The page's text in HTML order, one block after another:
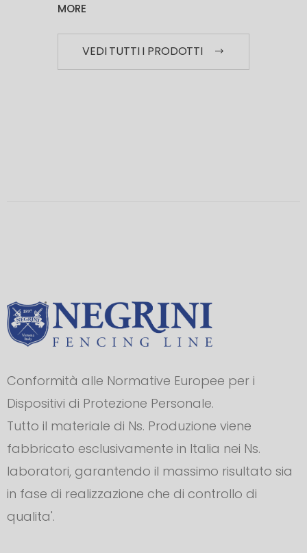
MORE
VEDI TUTTI I PRODOTTI
Conformità alle Normative Europee per i
Dispositivi di Protezione Personale.
Tutto il materiale di Ns. Produzione viene
fabbricato esclusivamente in Italia nei Ns.
laboratori, garantendo il massimo risultato sia
in fase di realizzazione che di controllo di
qualita'.